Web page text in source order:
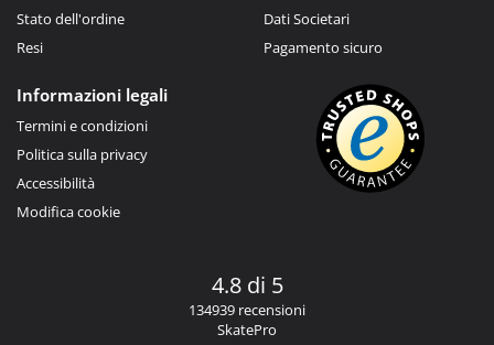
Stato dell'ordine
Resi
Dati Societari
Pagamento sicuro
Informazioni legali
Termini e condizioni
Politica sulla privacy
Accessibilità
Modifica cookie
4.8 di 5
134939 recensioni
SkatePro